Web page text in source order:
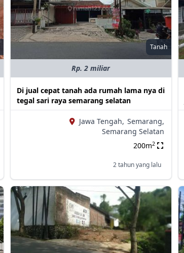
Tanah
Rp. 2 miliar
Di jual cepat tanah ada rumah lama nya di
tegal sari raya semarang selatan
Jawa Tengah, Semarang,
Semarang Selatan
200m2
2 tahun yang lalu